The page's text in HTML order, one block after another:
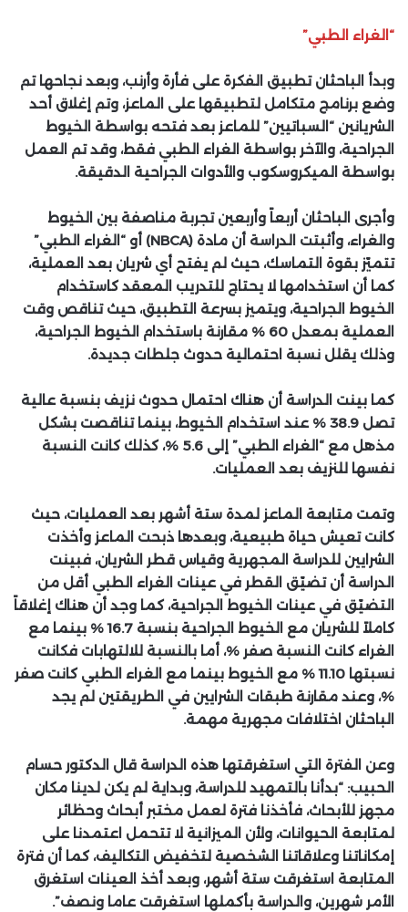
“الغراء الطبي”
وبدأ الباحثان تطبيق الفكرة على فأرة وأرنب، وبعد نجاحها تم
وضع برنامج متكامل لتطبيقها على الماعز، وتم إغلاق أحد
الشريانين “السباتيين” للماعز بعد فتحه بواسطة الخيوط
الجراحية، والآخر بواسطة الغراء الطبي فقط، وقد تم العمل
بواسطة الميكروسكوب والأدوات الجراحية الدقيقة.
وأجرى الباحثان أربعاً وأربعين تجربة مناصفة بين الخيوط
والغراء، وأثبتت الدراسة أن مادة (NBCA) أو “الغراء الطبي”
تتميّز بقوة التماسك، حيث لم يفتح أي شريان بعد العملية،
كما أن استخدامها لا يحتاج للتدريب المعقد كاستخدام
الخيوط الجراحية، ويتميز بسرعة التطبيق، حيث تناقص وقت
العملية بمعدل 60 % مقارنة باستخدام الخيوط الجراحية،
وذلك يقلل نسبة احتمالية حدوث جلطات جديدة.
كما بينت الدراسة أن هناك احتمال حدوث نزيف بنسبة عالية
تصل 38.9 % عند استخدام الخيوط، بينما تناقصت بشكل
مذهل مع “الغراء الطبي” إلى 5.6 %، كذلك كانت النسبة
نفسها للنزيف بعد العمليات.
وتمت متابعة الماعز لمدة ستة أشهر بعد العمليات، حيث
كانت تعيش حياة طبيعية، وبعدها ذبحت الماعز وأخذت
الشرايين للدراسة المجهرية وقياس قطر الشريان، فبينت
الدراسة أن تضيّق القطر في عينات الغراء الطبي أقل من
التضيّق في عينات الخيوط الجراحية، كما وجد أن هناك إغلاقاً
كاملاً للشريان مع الخيوط الجراحية بنسبة 16.7 % بينما مع
الغراء كانت النسبة صفر %، أما بالنسبة للالتهابات فكانت
نسبتها 11.10 % مع الخيوط بينما مع الغراء الطبي كانت صفر
%، وعند مقارنة طبقات الشرايين في الطريقتين لم يجد
الباحثان اختلافات مجهرية مهمة.
وعن الفترة التي استغرقتها هذه الدراسة قال الدكتور حسام
الحبيب: “بدأنا بالتمهيد للدراسة، وبداية لم يكن لدينا مكان
مجهز للأبحاث، فأخذنا فترة لعمل مختبر أبحاث وحظائر
لمتابعة الحيوانات، ولأن الميزانية لا تتحمل اعتمدنا على
إمكاناتنا وعلاقاتنا الشخصية لتخفيض التكاليف، كما أن فترة
المتابعة استغرقت ستة أشهر، وبعد أخذ العينات استغرق
الأمر شهرين، والدراسة بأكملها استغرقت عاما ونصف”.